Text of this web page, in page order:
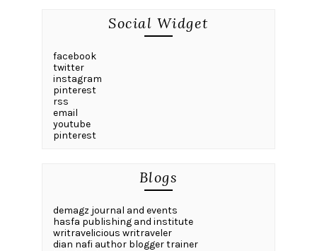
Social Widget
facebook
twitter
instagram
pinterest
rss
email
youtube
pinterest
Blogs
demagz journal and events
hasfa publishing and institute
writravelicious writraveler
dian nafi author blogger trainer